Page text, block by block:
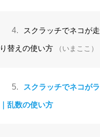
4. スクラッチでネコが
替えの使い方 （いまここ）
5. スクラッチでネコが
乱数の使い方